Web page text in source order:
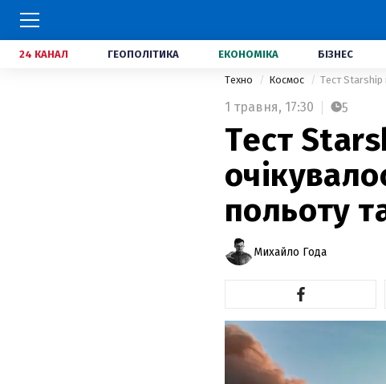
24 КАНАЛ ГЕОПОЛІТИКА ЕКОНОМІКА БІЗНЕС
Техно Космос Тест Starship
1 травня, 17:30 5
Тест
польоту
Михайло Года